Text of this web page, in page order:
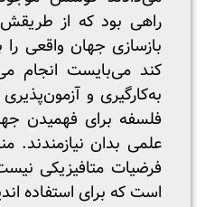
راهی بود که از
بازسازی جهان واقعی
کند می‌بایست انجام
به‌کارگیری و
فلسفه برای فهمیدن
علمی ‌بدان نیازمندند.
فرضیات متافیزیکی
است که برای استفاده